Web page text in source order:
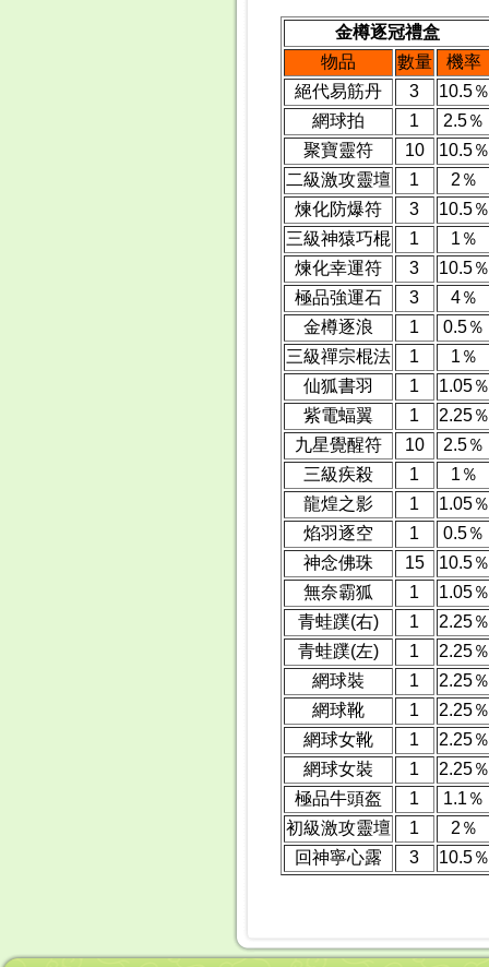
金樽逐冠禮盒
物品
數量
機率
絕代易筋丹
3
10.5％
網球拍
1
2.5％
聚寶靈符
10
10.5％
二級激攻靈壇
1
2％
煉化防爆符
3
10.5％
三級神猿巧棍
1
1％
煉化幸運符
3
10.5％
極品強運石
3
4％
金樽逐浪
1
0.5％
三級禪宗棍法
1
1％
仙狐書羽
1
1.05％
紫電蝠翼
1
2.25％
九星覺醒符
10
2.5％
三級疾殺
1
1％
龍煌之影
1
1.05％
焰羽逐空
1
0.5％
神念佛珠
15
10.5％
無奈霸狐
1
1.05％
青蛙蹼(右)
1
2.25％
青蛙蹼(左)
1
2.25％
網球裝
1
2.25％
網球靴
1
2.25％
網球女靴
1
2.25％
網球女裝
1
2.25％
極品牛頭盔
1
1.1％
初級激攻靈壇
1
2％
回神寧心露
3 10.5％